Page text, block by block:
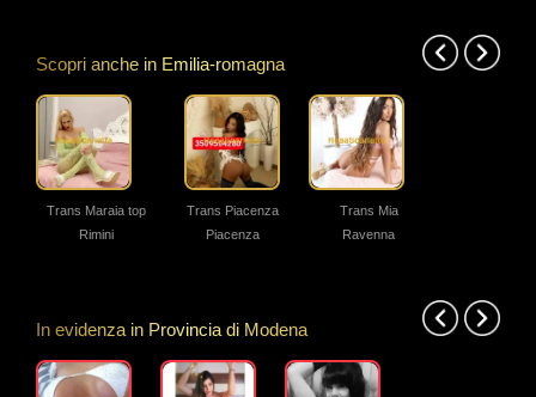
Scopri anche in Emilia-romagna
Trans Maraia top
trans
Rimini
Trans Piacenza
Piacenza
Trans Mia
emanuellaa
Ravenna
Precedente
In evidenza in Provincia di Modena Precedente